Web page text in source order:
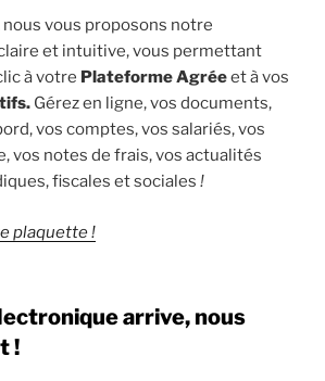
nous vous proposons notre
et intuitive, vous permettant
à votre Plateforme Agréeet à vos
Gérez en ligne, vos documents,
vos comptes, vos salariés, vos
vos notes de frais, vos actualités
fiscales et sociales !
plaquette !
arrive, nous
!